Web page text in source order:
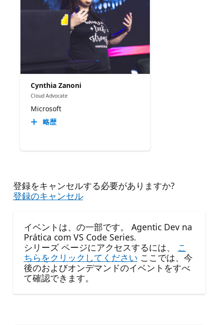
Cynthia Zanoni
Cloud Advocate
Microsoft
略歴
登録をキャンセルする必要がありますか?
登録のキャンセル
イベントは、の一部です。 Agentic Dev na
Prática com VS Code Series.
シリーズ ページにアクセスするには、
こ
ちらをクリックしてください ここでは、今
後のおよびオンデマンドのイベントをすべ
て確認できます。